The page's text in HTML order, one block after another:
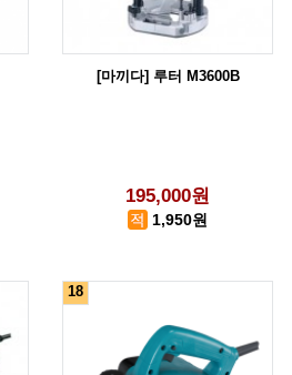
[마끼다] 루터 M3600B
195,000원
1,950원
18